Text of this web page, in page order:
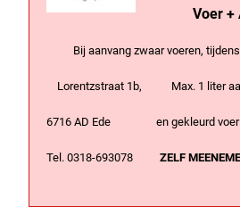
Voer + Aas
Bij aanvang zwaar voeren, tijdens
Lorentzstraat 1b, Max. 1 liter
6716 AD Ede en gekleurd voer
Tel. 0318-693078 ZELF